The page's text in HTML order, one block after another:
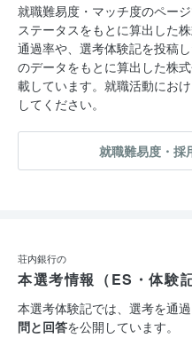
就職難易度・マッチ度のペー
ステータスをもとに算出した
通過率や、選考体験記を投稿
のデータをもとに算出した株
載しています。就職活動にお
してください。
就職難易度・採
荘内銀行の
本選考情報（ES・体験記
本選考体験記では、選考を通
問と回答を公開しています。